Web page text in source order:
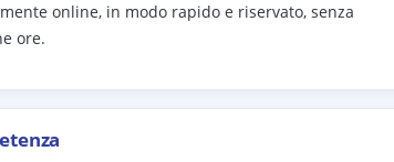
online, in modo rapido e riservato, senza
ore.